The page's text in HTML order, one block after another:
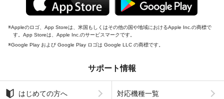
Appleのロゴ、App Storeは、米国もしくはその他の国や地域におけるApple Inc.の商標で
す。App Storeは、Apple Inc.のサービスマークです。
Google Play および Google Play ロゴは Google LLC の商標です。
サポート情報
はじめての方へ 対応機種一覧